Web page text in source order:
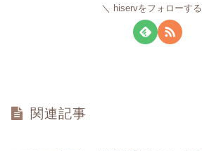
hiservをフォローする
関連記事